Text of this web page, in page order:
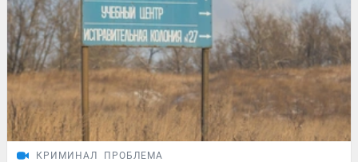
КРИМИНАЛ ПРОБЛЕМА